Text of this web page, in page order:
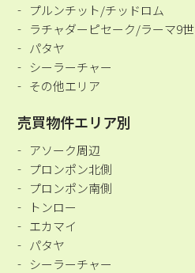
プルンチット/チッドロム
ラチャダーピセーク/ラーマ9世
パタヤ
シーラーチャー
その他エリア
売買物件エリア別
アソーク周辺
プロンポン北側
プロンポン南側
トンロー
エカマイ
パタヤ
シーラーチャー